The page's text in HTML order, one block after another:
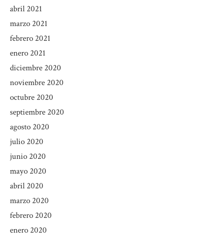
abril 2021
marzo 2021
febrero 2021
enero 2021
diciembre 2020
noviembre 2020
octubre 2020
septiembre 2020
agosto 2020
julio 2020
junio 2020
mayo 2020
abril 2020
marzo 2020
febrero 2020
enero 2020